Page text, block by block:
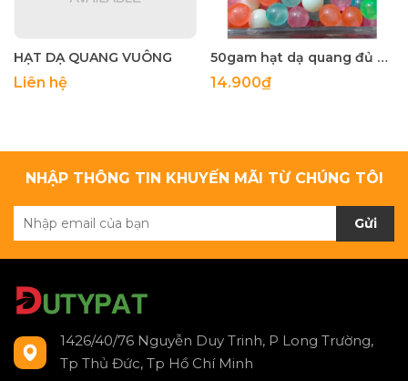
HẠT DẠ QUANG VUÔNG
Liên hệ
50gam hạt dạ quang đủ màu 6mm, 8mm, 10mm, 12mm, hạt nhựa tròn
14.900₫
NHẬP THÔNG TIN KHUYẾN MÃI TỪ CHÚNG TÔI
Gửi
1426/40/76 Nguyễn Duy Trinh, P Long Trường,
Tp Thủ Đức, Tp Hồ Chí Minh